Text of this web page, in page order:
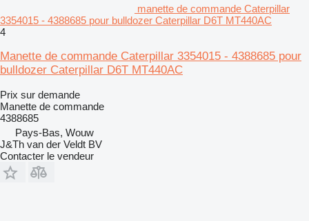
manette de commande Caterpillar
3354015 - 4388685 pour bulldozer Caterpillar D6T MT440AC
4
Manette de commande Caterpillar 3354015 - 4388685 pour
bulldozer Caterpillar D6T MT440AC
Prix sur demande
Manette de commande
4388685
Pays-Bas, Wouw
J&Th van der Veldt BV
Contacter le vendeur